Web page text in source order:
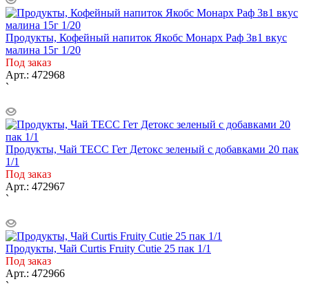
Продукты, Кофейный напиток Якобс Монарх Раф 3в1 вкус
малина 15г 1/20
Под заказ
Арт.: 472968
`
Продукты, Чай ТЕСС Гет Детокс зеленый с добавками 20 пак
1/1
Под заказ
Арт.: 472967
`
Продукты, Чай Curtis Fruity Cutie 25 пак 1/1
Под заказ
Арт.: 472966
`